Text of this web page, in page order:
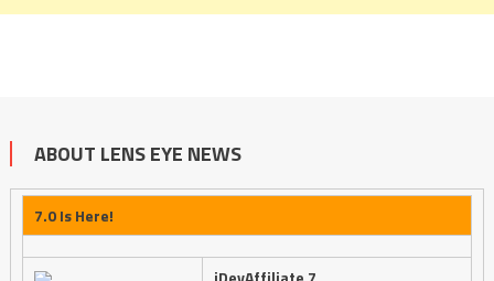
ABOUT LENS EYE NEWS
7.0 Is Here!